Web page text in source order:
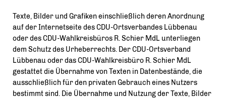
Texte, Bilder und Grafiken einschließlich deren Anordnung
auf der Internetseite des CDU-Ortsverbandes Lübbenau
oder des CDU-Wahlkreisbüros R. Schier MdL unterliegen
dem Schutz des Urheberrechts. Der CDU-Ortsverband
Lübbenau oder das CDU-Wahlkreisbüro R. Schier MdL
gestattet die Übernahme von Texten in Datenbestände, die
ausschließlich für den privaten Gebrauch eines Nutzers
bestimmt sind. Die Übernahme und Nutzung der Texte, Bilder